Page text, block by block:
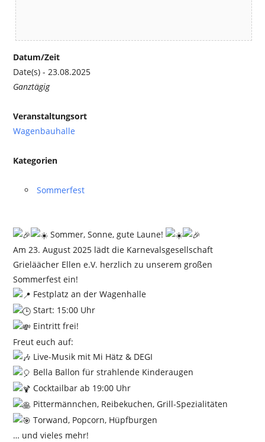
Datum/Zeit
Date(s) - 23.08.2025
Ganztägig
Veranstaltungsort
Wagenbauhalle
Kategorien
Sommerfest
Sommer, Sonne, gute Laune!
Am 23. August 2025 lädt die Karnevalsgesellschaft
Grieläächer Ellen e.V. herzlich zu unserem großen
Sommerfest ein!
Festplatz an der Wagenhalle
Start: 15:00 Uhr
Eintritt frei!
Freut euch auf:
Live-Musik mit Mi Hätz & DEGI
Bella Ballon für strahlende Kinderaugen
Cocktailbar ab 19:00 Uhr
Pittermännchen, Reibekuchen, Grill-Spezialitäten
Torwand, Popcorn, Hüpfburgen
… und vieles mehr!